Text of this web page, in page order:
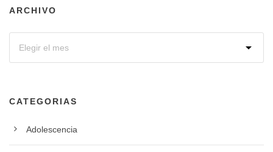
ARCHIVO
CATEGORIAS
Adolescencia